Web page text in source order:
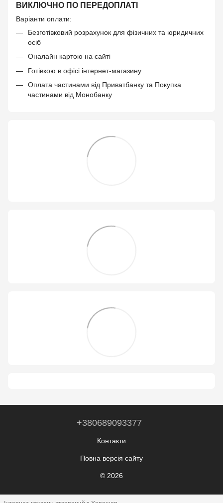
ВИКЛЮЧНО ПО ПЕРЕДОПЛАТІ
Варіанти оплати:
Безготівковий розрахунок для фізичних та юридичних
осіб
Оналайн картою на сайті
Готівкою в офісі інтернет-магазину
Оплата частинами від Приватбанку та Покупка
частинами від Монобанку
+380689093377
Контакти
Повна версія сайту
© 2026